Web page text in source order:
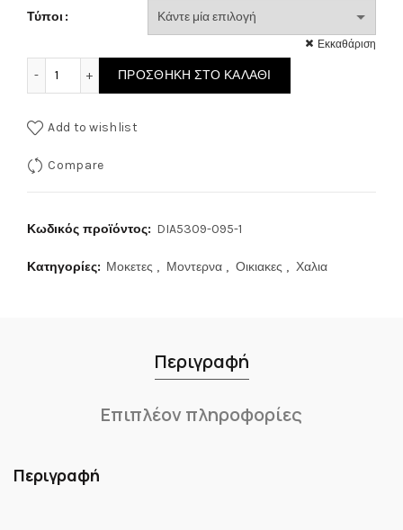
Τύποι
Εκκαθάριση
ΠΡΟΣΘΉΚΗ ΣΤΟ ΚΑΛΆΘΙ
Add to wishlist
Compare
Κωδικός προϊόντος: DIA5309-095-1
Κατηγορίες: Μοκετες , Μοντερνα , Οικιακες , Χαλια
Περιγραφή
Επιπλέον πληροφορίες
Περιγραφή